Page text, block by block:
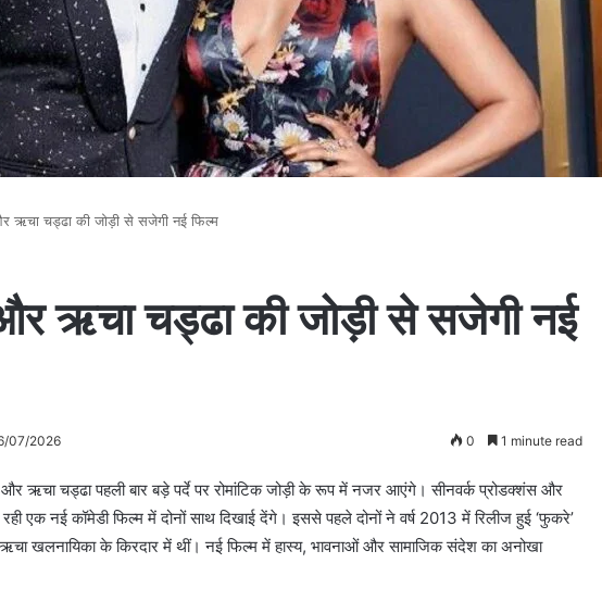
चड्ढा की जोड़ी से सजेगी नई फिल्म
ऋचा चड्ढा की जोड़ी से सजेगी नई
07/2026 0 1 minute read
ऋचा चड्ढा पहली बार बड़े पर्दे पर रोमांटिक जोड़ी के रूप में नजर आएंगे। सीनवर्क प्रोडक्शंस और
एक नई कॉमेडी फिल्म में दोनों साथ दिखाई देंगे। इससे पहले दोनों ने वर्ष 2013 में रिलीज हुई ‘फुकरे’
खलनायिका के किरदार में थीं। नई फिल्म में हास्य, भावनाओं और सामाजिक संदेश का अनोखा